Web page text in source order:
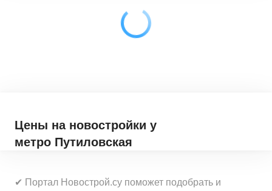
Цены на новостройки у
метро Путиловская
✔ Портал Новострой.су поможет подобрать и